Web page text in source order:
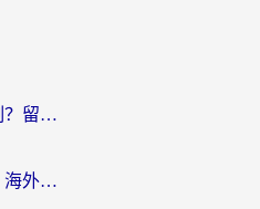
酷狗在海外用怎么版权限制？留学生亲测：3步解决听国内音乐难题
国外用微信加速器的方法：海外党无缝连接国内生活的实用指南